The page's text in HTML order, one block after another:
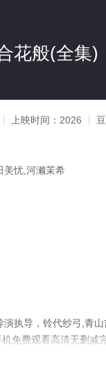
花般(全集)
上映时间： 2026
美忧,河濑茉希
执导，铃代纱弓,青
免费观看高清无删减